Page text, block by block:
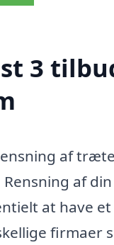
3
af
af
at have
firmaer